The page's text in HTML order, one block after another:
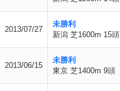
2013/07/27
未勝利
新潟 芝1600m 15頭
2013/06/15
未勝利
東京 芝1400m 9頭